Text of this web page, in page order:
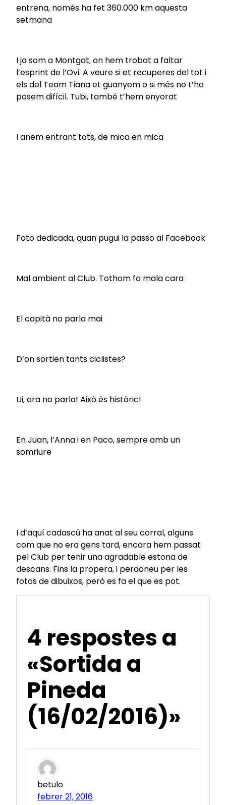
entrena, només ha fet 360.000 km aquesta
setmana
I ja som a Montgat, on hem trobat a faltar
l’esprint de l’Ovi. A veure si et recuperes del tot i
els del Team Tiana et guanyem o si més no t’ho
posem difícil. Tubi, també t’hem enyorat
I anem entrant tots, de mica en mica
Foto dedicada, quan pugui la passo al Facebook
Mal ambient al Club. Tothom fa mala cara
El capità no parla mai
D’on sortien tants ciclistes?
Ui, ara no parla! Això és històric!
En Juan, l’Anna i en Paco, sempre amb un
somriure
I d’aquí cadascú ha anat al seu corral, alguns
com que no era gens tard, encara hem passat
pel Club per tenir una agradable estona de
descans. Fins la propera, i perdoneu per les
fotos de dibuixos, però es fa el que es pot.
4 respostes a
«Sortida a
Pineda
(16/02/2016)»
betulo
febrer 21, 2016